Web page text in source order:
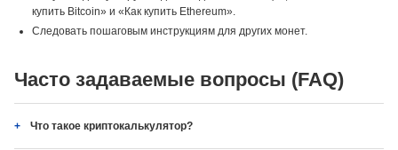
купить Bitcoin» и «Как купить Ethereum».
Следовать пошаговым инструкциям для других монет.
Часто задаваемые вопросы (FAQ)
Что такое криптокалькулятор?